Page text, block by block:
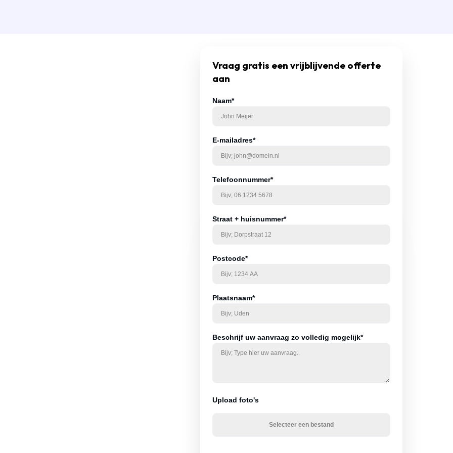
Vraag gratis een vrijblijvende offerte
aan
Naam*
E-mailadres*
Telefoonnummer*
Straat + huisnummer*
Postcode*
Plaatsnaam*
Beschrijf uw aanvraag zo volledig mogelijk*
Upload foto's